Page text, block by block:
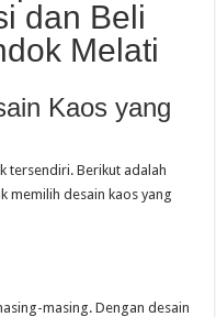
dan Beli
Melati
Kaos yang
tersendiri. Berikut adalah
memilih desain kaos yang
masing. Dengan desain